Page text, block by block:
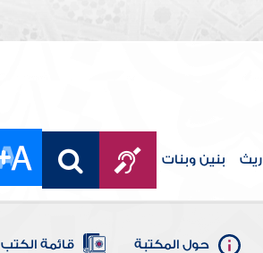
بنين وبنات
حول المكتبة قائمة الكتب